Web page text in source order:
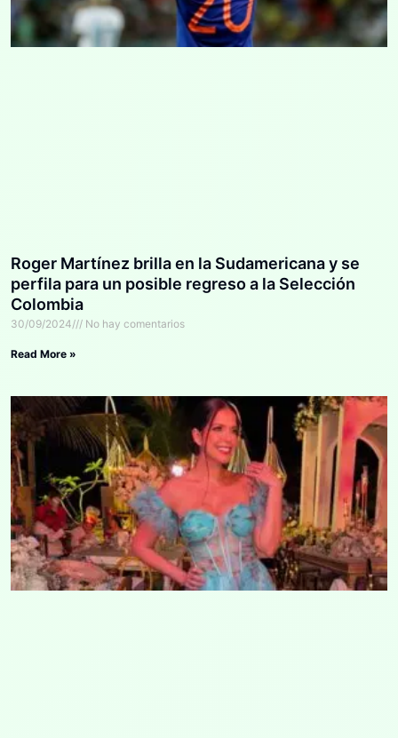
Roger Martínez brilla en la Sudamericana y se
perfila para un posible regreso a la Selección
Colombia
30/09/2024 No hay comentarios
Read More »